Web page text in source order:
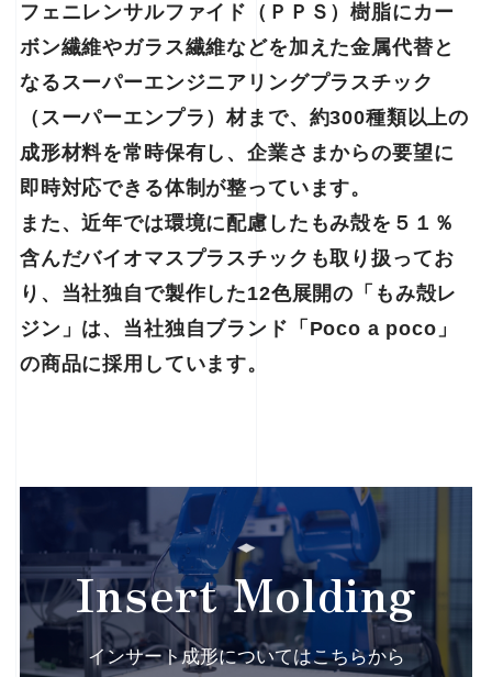
フェニレンサルファイド（ＰＰＳ）樹脂にカー
ボン繊維やガラス繊維などを加えた金属代替と
なるスーパーエンジニアリングプラスチック
（スーパーエンプラ）材まで、約300種類以上の
成形材料を常時保有し、企業さまからの要望に
即時対応できる体制が整っています。
また、近年では環境に配慮したもみ殻を５１％
含んだバイオマスプラスチックも取り扱ってお
り、当社独自で製作した12色展開の「もみ殻レ
ジン」は、当社独自ブランド「Poco a poco」
の商品に採用しています。
Insert Molding
インサート成形についてはこちらから